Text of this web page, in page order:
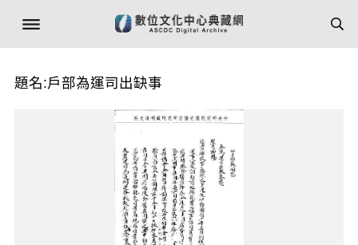
題名:戶部為運司出缺事